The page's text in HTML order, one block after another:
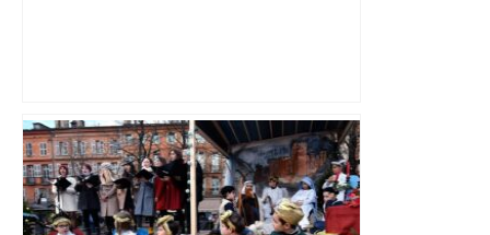
Toulouse. Ambition Toulouse Métropole
mobilise 51 structures pour accélérer
les transitions du territoire –
Entreprises Occitanie